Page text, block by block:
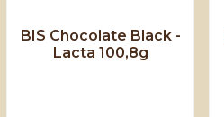
BIS Chocolate Black -
Lacta 100,8g